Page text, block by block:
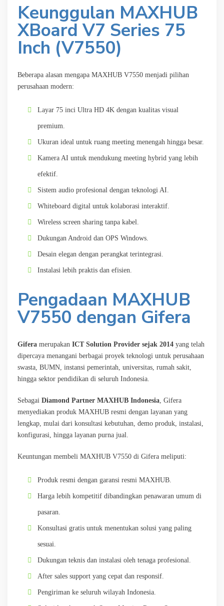
Keunggulan MAXHUB
XBoard V7 Series 75
Inch (V7550)
Beberapa alasan mengapa MAXHUB V7550 menjadi pilihan
perusahaan modern:
Layar 75 inci Ultra HD 4K dengan kualitas visual
premium.
Ukuran ideal untuk ruang meeting menengah hingga besar.
Kamera AI untuk mendukung meeting hybrid yang lebih
efektif.
Sistem audio profesional dengan teknologi AI.
Whiteboard digital untuk kolaborasi interaktif.
Wireless screen sharing tanpa kabel.
Dukungan Android dan OPS Windows.
Desain elegan dengan perangkat terintegrasi.
Instalasi lebih praktis dan efisien.
Pengadaan MAXHUB
V7550 dengan Gifera
Gifera merupakan ICT Solution Provider sejak 2014 yang telah
dipercaya menangani berbagai proyek teknologi untuk perusahaan
swasta, BUMN, instansi pemerintah, universitas, rumah sakit,
hingga sektor pendidikan di seluruh Indonesia.
Sebagai Diamond Partner MAXHUB Indonesia , Gifera
menyediakan produk MAXHUB resmi dengan layanan yang
lengkap, mulai dari konsultasi kebutuhan, demo produk, instalasi,
konfigurasi, hingga layanan purna jual.
Keuntungan membeli MAXHUB V7550 di Gifera meliputi:
Produk resmi dengan garansi resmi MAXHUB.
Harga lebih kompetitif dibandingkan penawaran umum di
pasaran.
Konsultasi gratis untuk menentukan solusi yang paling
sesuai.
Dukungan teknis dan instalasi oleh tenaga profesional.
After sales support yang cepat dan responsif.
Pengiriman ke seluruh wilayah Indonesia.